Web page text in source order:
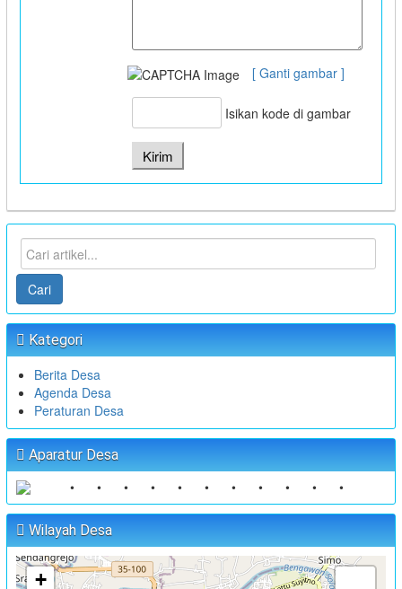
[ Ganti gambar ]
Isikan kode di gambar
Cari
Kategori
Berita Desa
Agenda Desa
Peraturan Desa
Aparatur Desa
• • • • • • • • • • •
Wilayah Desa
+